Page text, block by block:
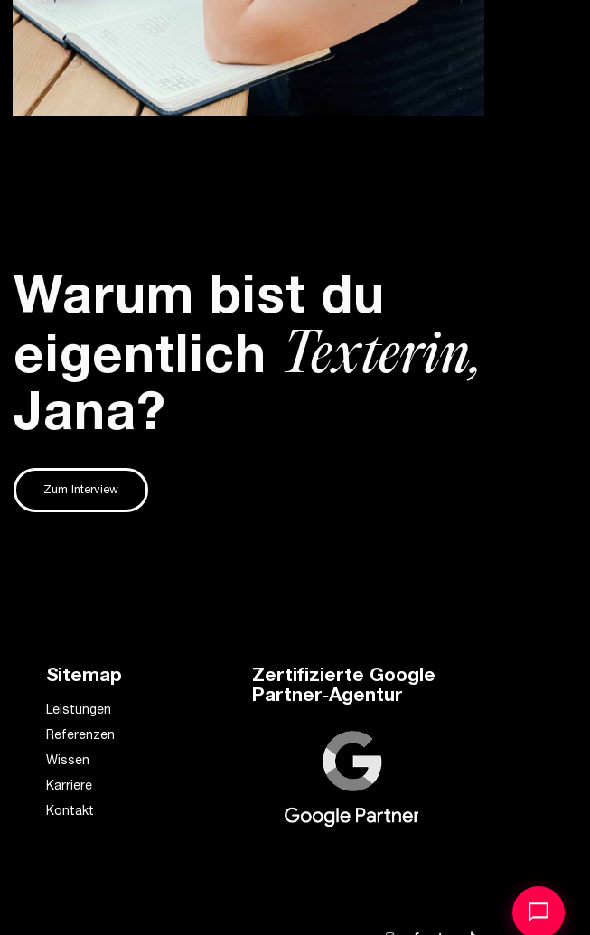
Warum bist du
eigentlich Texterin,
Jana?
Zum Interview
Sitemap
Leistungen
Referenzen
Wissen
Karriere
Kontakt
Zertifizierte Google
Partner‑Agentur